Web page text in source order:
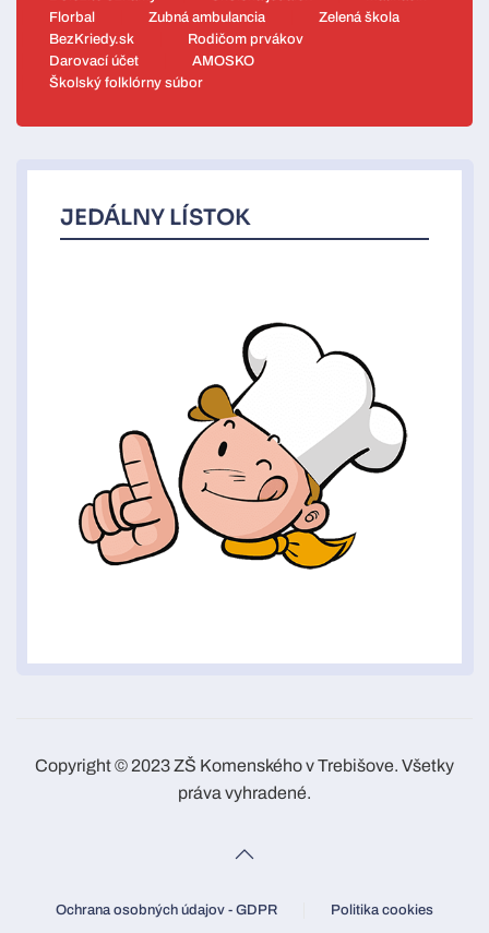
Florbal
Zubná ambulancia
Zelená škola
BezKriedy.sk
Rodičom prvákov
Darovací účet
AMOSKO
Školský folklórny súbor
JEDÁLNY LÍSTOK
Copyright © 2023 ZŠ Komenského v Trebišove. Všetky
práva vyhradené.
Ochrana osobných údajov - GDPR Politika cookies